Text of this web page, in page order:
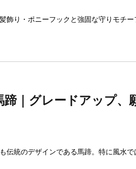
飾り・ポニーフックと強固な守りモチ
蹄｜グレードアップ、
伝統のデザインである馬蹄。特に風水